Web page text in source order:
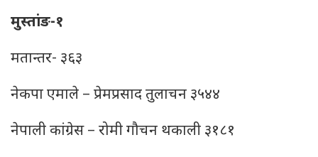
मुस्तांङ-१
मतान्तर- ३६३
नेकपा एमाले – प्रेमप्रसाद तुलाचन ३५४४
नेपाली कांग्रेस – रोमी गौचन थकाली ३१८१